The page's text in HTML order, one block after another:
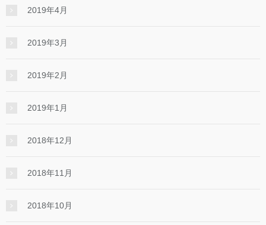
2019年4月
2019年3月
2019年2月
2019年1月
2018年12月
2018年11月
2018年10月